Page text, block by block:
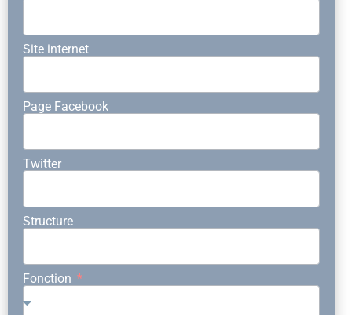
Site internet
Page Facebook
Twitter
Structure
Fonction